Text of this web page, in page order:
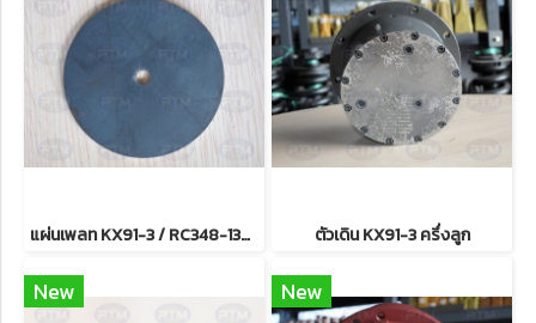
แผ่นเพลท KX91-3 / RC348-13550 ตัวเดิน KX91-3 ครึ่งลูก
New New